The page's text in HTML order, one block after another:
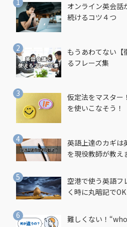
オンライン英会話
続けるコツ４つ
もうあわてない【
るフレーズ集
仮定法をマスター
を使いこなそう！
英語上達のカギ
を現役教師が教え
空港で使う英語フ
く時に丸暗記でOK
難しくない！